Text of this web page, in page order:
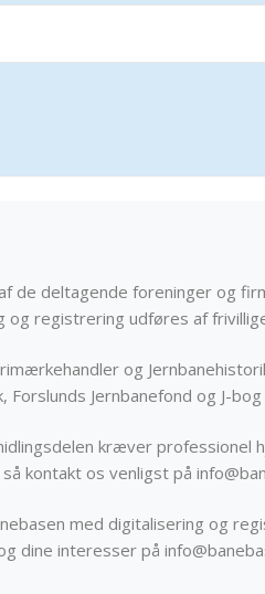
de deltagende foreninger og
og registrering udføres af
og
Jernbanefond og J-bog
kræver professionel
kontakt os venligst på
med digitalisering og
dine interesser på